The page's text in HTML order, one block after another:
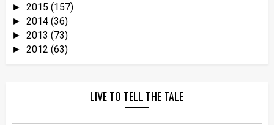
► 2015 (157)
► 2014 (36)
► 2013 (73)
► 2012 (63)
LIVE TO TELL THE TALE